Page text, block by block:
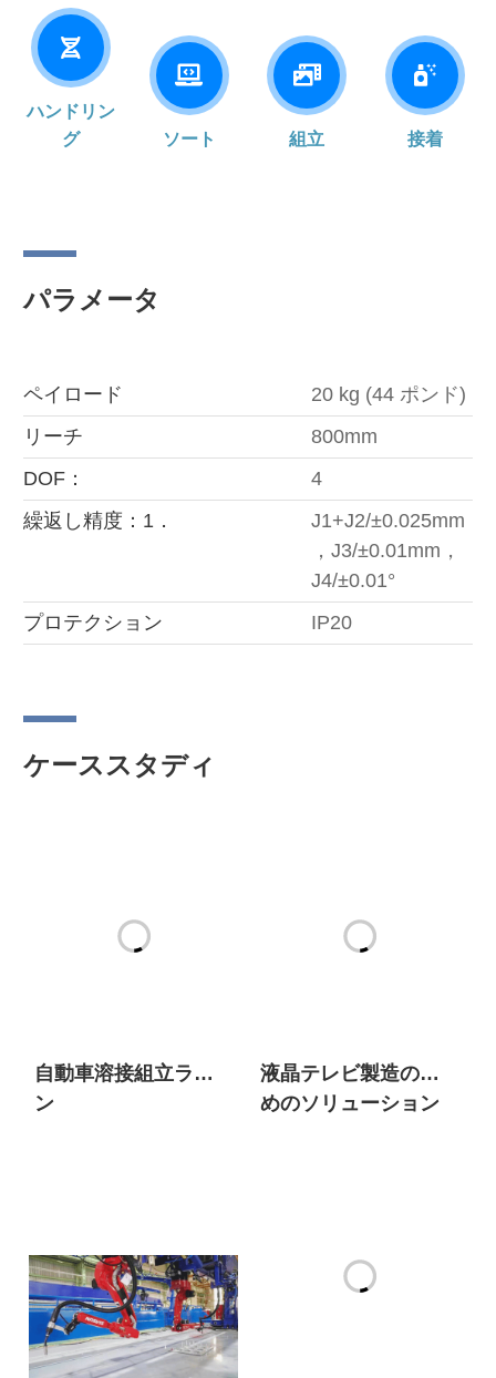
ハンドリン
グ
ソート 組立 接着
パラメータ
ペイロード
20 kg (44 ポンド)
リーチ
800mm
DOF：
4
繰返し精度：1．
J1+J2/±0.025mm
，J3/±0.01mm，
J4/±0.01°
プロテクション
IP20
ケーススタディ
自動車溶接組立ライ
ン
液晶テレビ製造のた
めのソリューション